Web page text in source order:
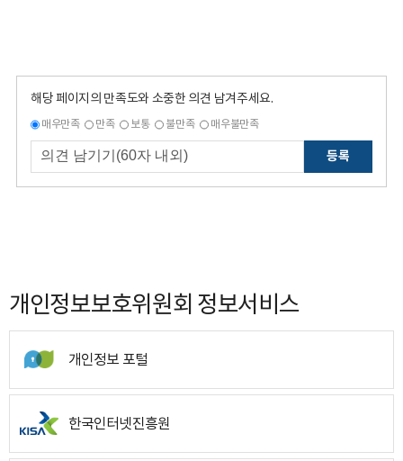
해당 페이지의 만족도와 소중한 의견 남겨주세요.
매우만족 만족 보통 불만족 매우불만족
등록
개인정보보호위원회 정보서비스
개인정보 포털
한국인터넷진흥원